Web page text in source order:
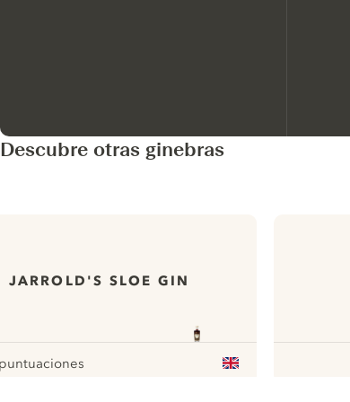
Descubre otras ginebras
JARROLD'S SLOE GIN